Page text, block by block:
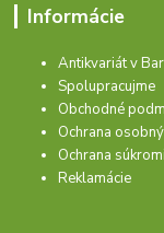
Informácie
Antikvariát v
Spolupracujme
Obchodné
Ochrana
Ochrana
Reklamácie